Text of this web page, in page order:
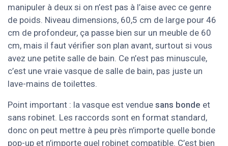
manipuler à deux si on n’est pas à l’aise avec ce genre
de poids. Niveau dimensions, 60,5 cm de large pour 46
cm de profondeur, ça passe bien sur un meuble de 60
cm, mais il faut vérifier son plan avant, surtout si vous
avez une petite salle de bain. Ce n’est pas minuscule,
c’est une vraie vasque de salle de bain, pas juste un
lave-mains de toilettes.
Point important : la vasque est vendue sans bonde et
sans robinet. Les raccords sont en format standard,
donc on peut mettre à peu près n’importe quelle bonde
pop-up et n’importe quel robinet compatible. C’est bien